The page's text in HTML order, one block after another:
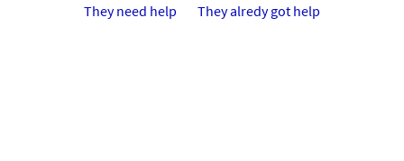
They need help They alredy got help